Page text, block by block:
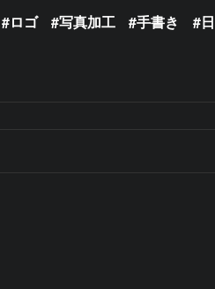
ロゴ 写真加工 手書き